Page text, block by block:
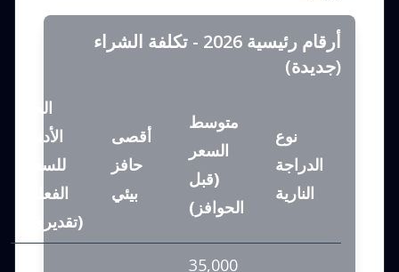
أرقام رئيسية 2026 - تكلفة الشراء
(جديدة)
نوع
الدراجة
النارية
متوسط
السعر
(قبل
الحوافز)
أقصى
حافز
بيئي
الحد
الأدنى
للسعر
الفعلي
(تقديري)
35,000